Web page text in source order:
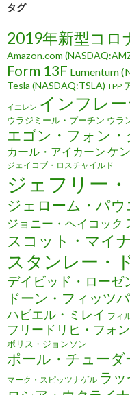
タグ
2019年新型コロ
Amazon.com
Form 13F Lumentum
Tesla (NASDAQ:TSLA) TPP
イエレン インフレ
ウラジミール・プーチン ウラ
エゴン・フォン
カール・アイカーン ケ
ジェイコブ・ロスチャイルド
ジェフリー
ジェローム・パウ
ジョニー・ヘイコック
スコット・マイ
スタンレー・
デイビッド・ローゼ
ドーン・フィッツ
ハビエル・ミレイ フィ
フリードリヒ・フォ
ボリス・ジョンソン
ポール・チュー
マーク・スピッツナゲル ラ